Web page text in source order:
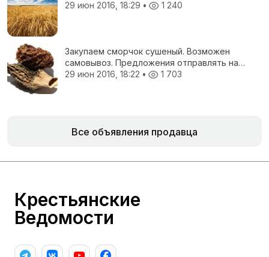
29 июн 2016, 18:29 • 1 240
Закупаем сморчок сушеный. Возможен
самовывоз. Предложения отправлять на
электронную почту.
29 июн 2016, 18:22 • 1 703
Все объявления продавца
Крестьянские
Ведомости